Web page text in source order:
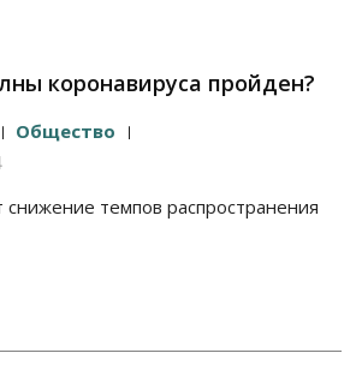
коронавируса пройден?
Общество
снижение темпов распространения